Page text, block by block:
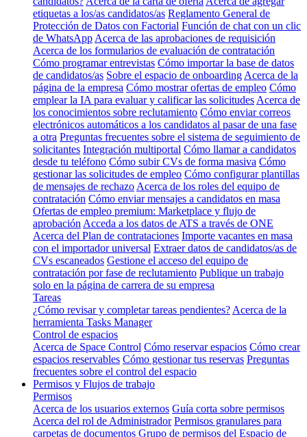
etiquetas a los/as candidatos/as Reglamento General de
Protección de Datos con Factorial Función de chat con un clic
de WhatsApp Acerca de las aprobaciones de requisición
Acerca de los formularios de evaluación de contratación
Cómo programar entrevistas Cómo importar la base de datos
de candidatos/as Sobre el espacio de onboarding Acerca de la
página de la empresa Cómo mostrar ofertas de empleo Cómo
emplear la IA para evaluar y calificar las solicitudes Acerca de
los conocimientos sobre reclutamiento Cómo enviar correos
electrónicos automáticos a los candidatos al pasar de una fase
a otra Preguntas frecuentes sobre el sistema de seguimiento de
solicitantes Integración multiportal Cómo llamar a candidatos
desde tu teléfono Cómo subir CVs de forma masiva Cómo
gestionar las solicitudes de empleo Cómo configurar plantillas
de mensajes de rechazo Acerca de los roles del equipo de
contratación Cómo enviar mensajes a candidatos en masa
Ofertas de empleo premium: Marketplace y flujo de
aprobación Acceda a los datos de ATS a través de ONE
Acerca del Plan de contrataciones Importe vacantes en masa
con el importador universal Extraer datos de candidatos/as de
CVs escaneados Gestione el acceso del equipo de
contratación por fase de reclutamiento Publique un trabajo
solo en la página de carrera de su empresa
Tareas
¿Cómo revisar y completar tareas pendientes? Acerca de la
herramienta Tasks Manager
Control de espacios
Acerca de Space Control Cómo reservar espacios Cómo crear
espacios reservables Cómo gestionar tus reservas Preguntas
frecuentes sobre el control del espacio
Permisos y Flujos de trabajo
Permisos
Acerca de los usuarios externos Guía corta sobre permisos
Acerca del rol de Administrador Permisos granulares para
carpetas de documentos Grupo de permisos del Espacio de